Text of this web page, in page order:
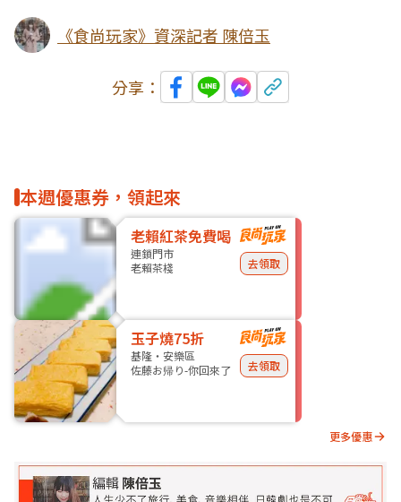
《食尚玩家》資深記者 陳倍玉
分享：
本週優惠券，領起來
老賴紅茶免費喝
連鎖門市
老賴茶棧
去領取
玉子燒75折
基隆・安樂區
佐藤お帰り-你回來了
去領取
更多優惠